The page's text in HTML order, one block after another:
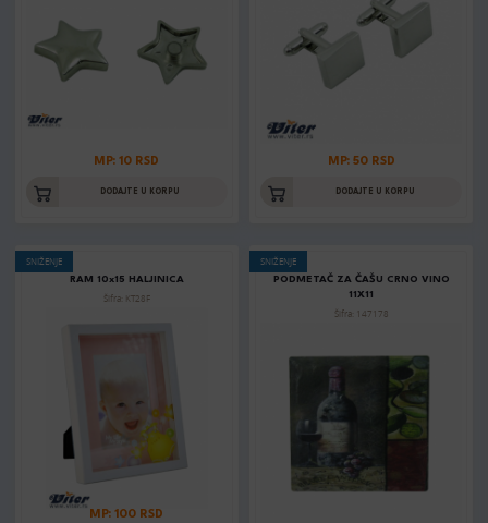
MP: 10 RSD
DODAJTE U KORPU
MP: 50 RSD
DODAJTE U KORPU
SNIŽENJE
RAM 10x15 HALJINICA
Šifra: KT28F
MP: 100 RSD
SNIŽENJE
PODMETAČ ZA ČAŠU CRNO VINO
11X11
Šifra: 147178